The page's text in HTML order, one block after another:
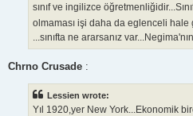
sınıf ve ingilizce
olmaması işi daha da eglenceli hale
...sınıfta ne ararsanız
Chrno Crusade :
Lessien wrote:
Yıl 1920,yer New York...Ekonomik